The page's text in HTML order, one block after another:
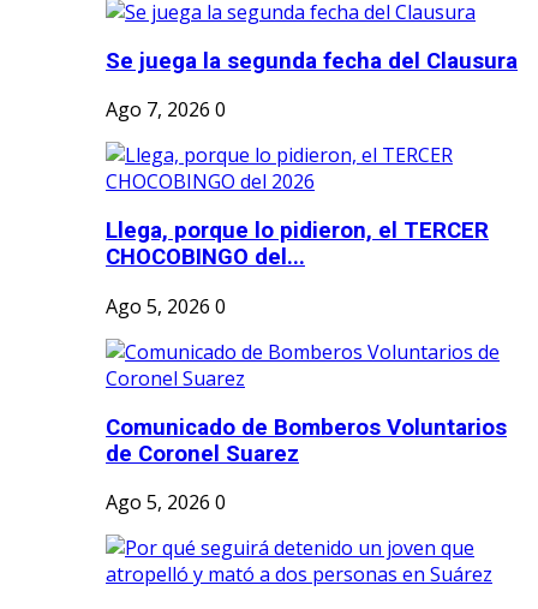
Se juega la segunda fecha del Clausura
Ago 7, 2026 0
Llega, porque lo pidieron, el TERCER
CHOCOBINGO del...
Ago 5, 2026 0
Comunicado de Bomberos Voluntarios
de Coronel Suarez
Ago 5, 2026 0